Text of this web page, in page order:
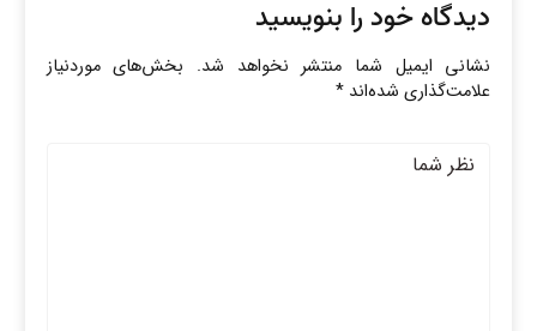
دیدگاه خود را بنویسید
نشانی ایمیل شما منتشر نخواهد شد. بخش‌های موردنیاز
علامت‌گذاری شده‌اند *